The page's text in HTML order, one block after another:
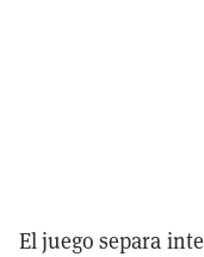
El juego separa